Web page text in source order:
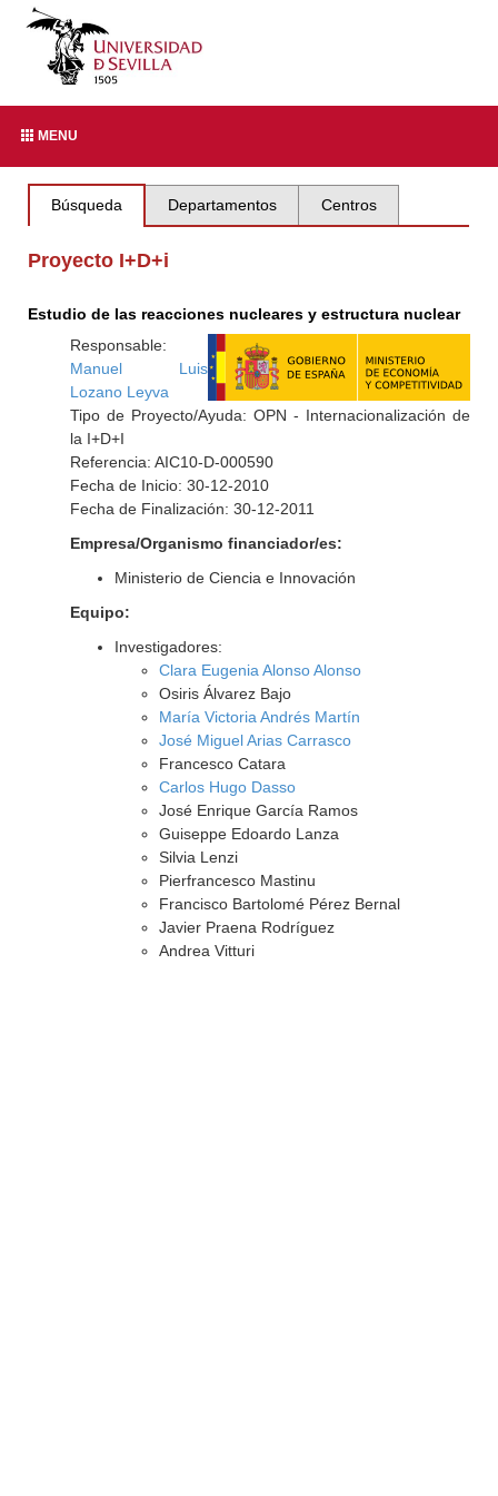
MENU
Búsqueda Departamentos Centros
Proyecto I+D+i
Estudio de las reacciones nucleares y estructura nuclear
Responsable:
Manuel Luis
Lozano Leyva
Tipo de Proyecto/Ayuda: OPN - Internacionalización de
la I+D+I
Referencia: AIC10-D-000590
Fecha de Inicio: 30-12-2010
Fecha de Finalización: 30-12-2011
Empresa/Organismo financiador/es:
Ministerio de Ciencia e Innovación
Equipo:
Investigadores:
Clara Eugenia Alonso Alonso
Osiris Álvarez Bajo
María Victoria Andrés Martín
José Miguel Arias Carrasco
Francesco Catara
Carlos Hugo Dasso
José Enrique García Ramos
Guiseppe Edoardo Lanza
Silvia Lenzi
Pierfrancesco Mastinu
Francisco Bartolomé Pérez Bernal
Javier Praena Rodríguez
Andrea Vitturi